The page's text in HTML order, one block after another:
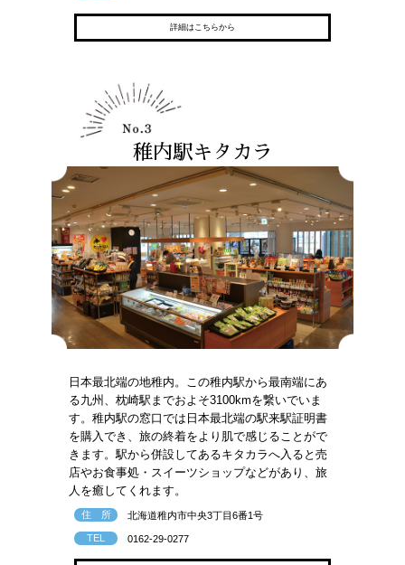
詳細はこちらから
稚内駅キタカラ
日本最北端の地稚内。この稚内駅から最南端にあ
る九州、枕崎駅までおよそ3100kmを繋いでいま
す。稚内駅の窓口では日本最北端の駅来駅証明書
を購入でき、旅の終着をより肌で感じることがで
きます。駅から併設してあるキタカラへ入ると売
店やお食事処・スイーツショップなどがあり、旅
人を癒してくれます。
住 所 北海道稚内市中央3丁目6番1号
TEL 0162-29-0277